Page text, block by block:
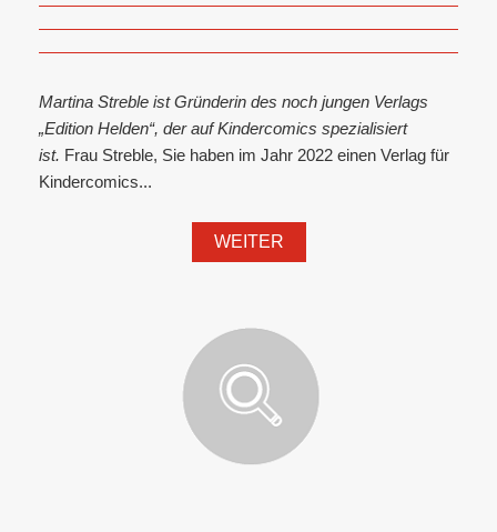
Martina Streble ist Gründerin des noch jungen Verlags
„Edition Helden“, der auf Kindercomics spezialisiert
ist. Frau Streble, Sie haben im Jahr 2022 einen Verlag für
Kindercomics...
WEITER